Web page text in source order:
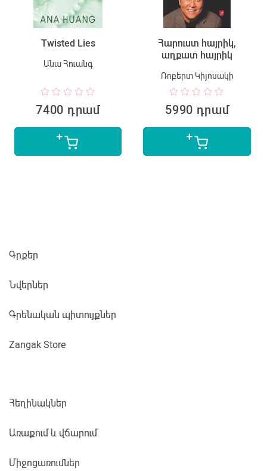
Twisted Lies
Անա Հուանգ
7400 դրամ
Հարուստ հայրիկ,
աղքատ հայրիկ
Ռոբերտ Կիյոսակի
5990 դրամ
Գրքեր
Նվերներ
Գրենական պիտույքներ
Zangak Store
Հեղինակներ
Առաքում և վճարում
Միջոցառումներ